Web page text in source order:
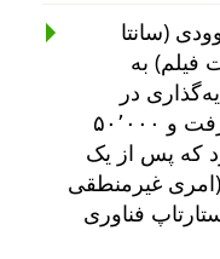
(سانتا
فیلم) به
در
ماساچوست آمریکا تماس گرفت و ۵۰٬۰۰۰
که پس از یک
غیرمنطقی
فناوری